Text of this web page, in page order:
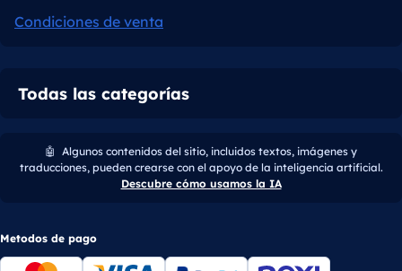
Condiciones de venta
Todas las categorías
🤖 Algunos contenidos del sitio, incluidos textos, imágenes y
traducciones, pueden crearse con el apoyo de la inteligencia artificial.
Descubre cómo usamos la IA
Metodos de pago